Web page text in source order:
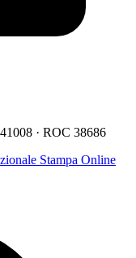
· ROC 38686
Stampa Online